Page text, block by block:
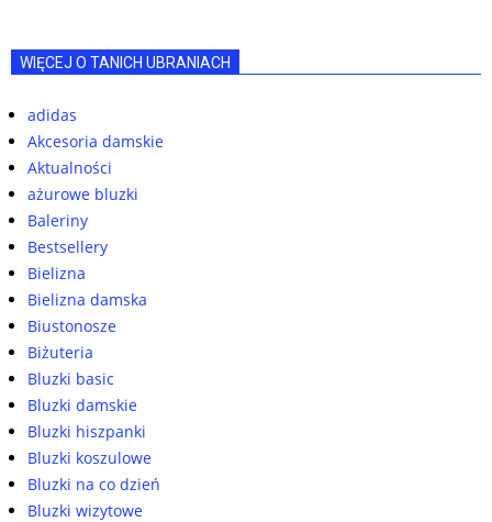
WIĘCEJ O TANICH UBRANIACH
adidas
Akcesoria damskie
Aktualności
ażurowe bluzki
Baleriny
Bestsellery
Bielizna
Bielizna damska
Biustonosze
Biżuteria
Bluzki basic
Bluzki damskie
Bluzki hiszpanki
Bluzki koszulowe
Bluzki na co dzień
Bluzki wizytowe